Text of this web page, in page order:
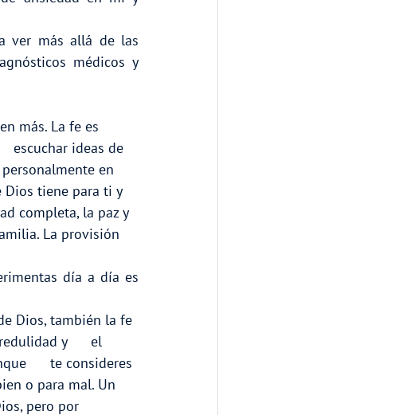
ver más allá de las
médicos y
más. La fe es
escuchar ideas de
en
Dios tiene para ti y
completa, la paz y
La provisión
día a día es
Dios, también la fe
y      el
te consideres
o para mal. Un
pero por